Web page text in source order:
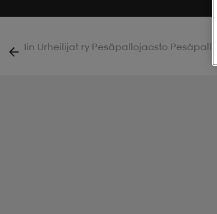
Iin Urheilijat ry Pesäpallojaosto Pesäpallo